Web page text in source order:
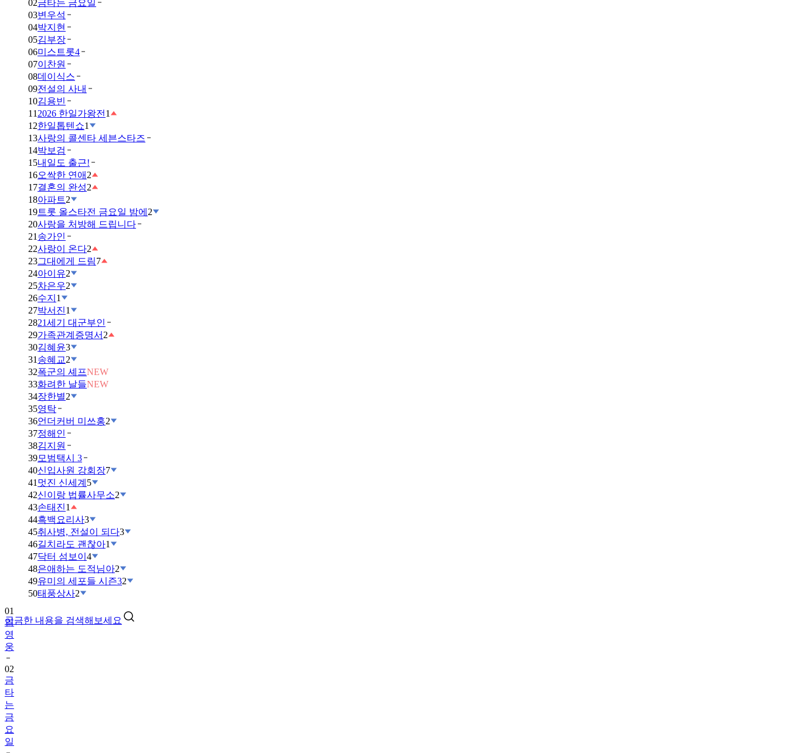
02금타는 금요일
03변우석
04박지현
05김부장
06미스트롯4
07이찬원
08데이식스
09전설의 사내
10김용빈
11 2026 한일가왕전 1
12한일톱텐쇼1
13사랑의 콜센타 세븐스타즈
14박보검
15내일도 출근!
16오싹한 연애 2
17결혼의 완성2
18아파트2
19트롯 올스타전 금요일 밤에 2
20사랑을 처방해 드립니다
21 송가인
22사랑이 온다2
23그대에게 드림7
24아이유2
25차은우2
26수지 1
27박서진1
2821세기 대군부인
29가족관계증명서 2
30김혜윤3
31 송혜교2
32폭군의 셰프NEW
33화려한 날들NEW
34장한별2
35영탁
36언더커버 미쓰홍2
37정해인
38김지원
39모범택시 3
40신입사원 강회장7
41 멋진 신세계 5
42신이랑 법률사무소2
43손태진1
44흑백요리사3
45취사병, 전설이 되다3
46길치라도 괜찮아1
47닥터 섬보이 4
48은애하는 도적님아2
49유미의 세포들 시즌32
50태풍상사2
궁금한 내용을 검색해보세요
영
웅
02
금
타
는
금
요
일
03